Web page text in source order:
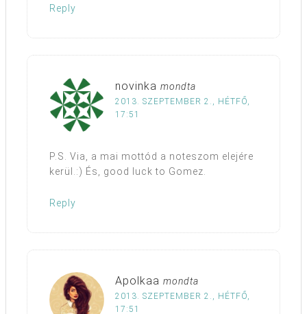
Reply
novinka mondta
2013. SZEPTEMBER 2., HÉTFŐ,
17:51
P.S. Via, a mai mottód a noteszom elejére
kerül.:) És, good luck to Gomez.
Reply
Apolkaa mondta
2013. SZEPTEMBER 2., HÉTFŐ,
17:51